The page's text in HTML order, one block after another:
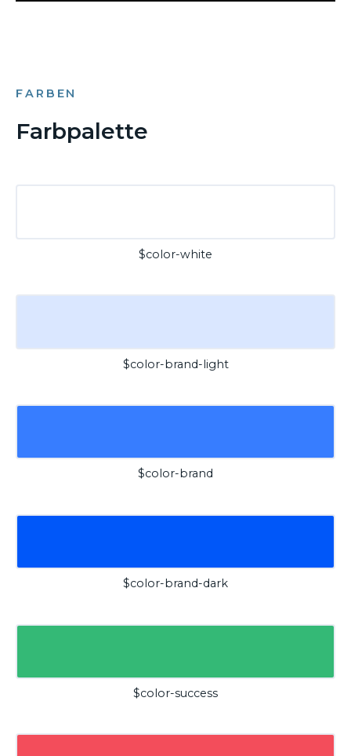
FARBEN
Farbpalette
$color-white
$color-brand-light
$color-brand
$color-brand-dark
$color-success